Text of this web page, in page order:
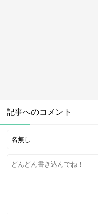
記事へのコメント